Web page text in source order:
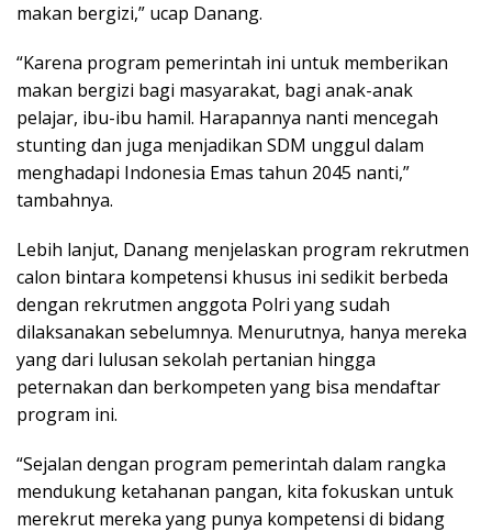
makan bergizi,” ucap Danang.
“Karena program pemerintah ini untuk memberikan
makan bergizi bagi masyarakat, bagi anak-anak
pelajar, ibu-ibu hamil. Harapannya nanti mencegah
stunting dan juga menjadikan SDM unggul dalam
menghadapi Indonesia Emas tahun 2045 nanti,”
tambahnya.
Lebih lanjut, Danang menjelaskan program rekrutmen
calon bintara kompetensi khusus ini sedikit berbeda
dengan rekrutmen anggota Polri yang sudah
dilaksanakan sebelumnya. Menurutnya, hanya mereka
yang dari lulusan sekolah pertanian hingga
peternakan dan berkompeten yang bisa mendaftar
program ini.
“Sejalan dengan program pemerintah dalam rangka
mendukung ketahanan pangan, kita fokuskan untuk
merekrut mereka yang punya kompetensi di bidang